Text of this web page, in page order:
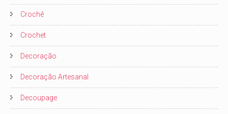
Crochê
Crochet
Decoração
Decoração Artesanal
Decoupage